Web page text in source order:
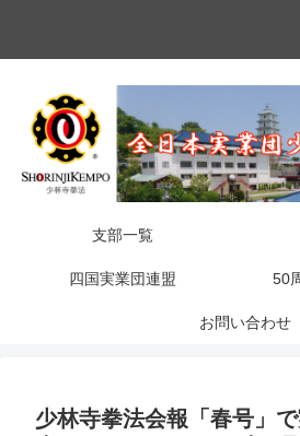
支部一覧
四国実業団連盟 50
お問い合わせ
少林寺拳法会報「春号」